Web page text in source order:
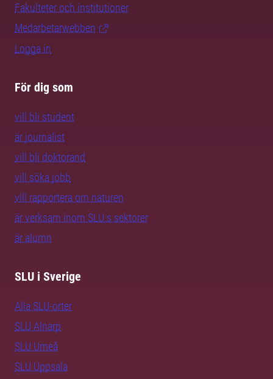
Fakulteter och institutioner
Medarbetarwebben
Logga in
För dig som
vill bli student
är journalist
vill bli doktorand
vill söka jobb
vill rapportera om naturen
är verksam inom SLU:s sektorer
är alumn
SLU i Sverige
Alla SLU-orter
SLU Alnarp
SLU Umeå
SLU Uppsala